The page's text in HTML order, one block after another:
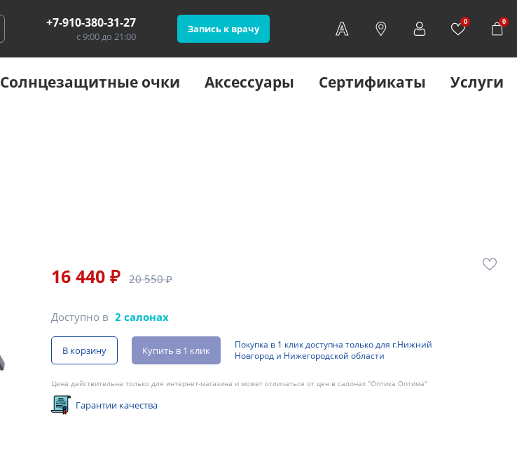
+7-910-380-31-27
с 9:00 до 21:00
Запись к врачу
0 0
Солнцезащитные очки Аксессуары Сертификаты Услуги
16 440 ₽ 20 550 ₽
Доступно в 2 салонах
В корзину Купить в 1 клик
Покупка в 1 клик доступна только для г.Нижний
Новгород и Нижегородской области
Цена действительна только для интернет-магазина и может отличаться от цен в салонах "Оптика Оптима"
Гарантии качества